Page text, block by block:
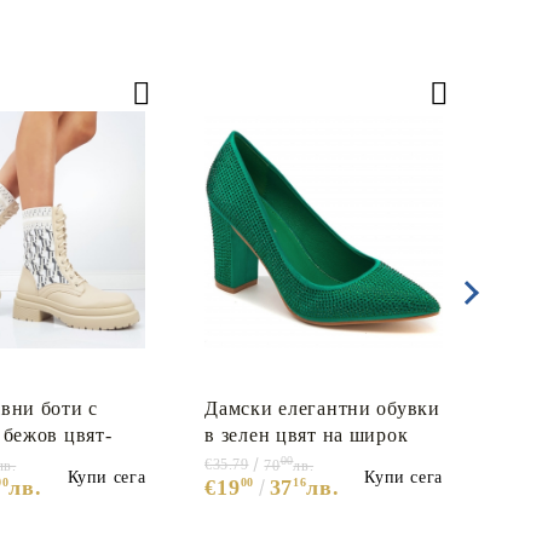
боти с
цвят-
5666
лв. Купи сега
Дамски елегантни обувки
в зелен цвят на широк
ток с камъни- Debra
Green
€1900 3716лв.
€35.79 7000лв.
Купи сега